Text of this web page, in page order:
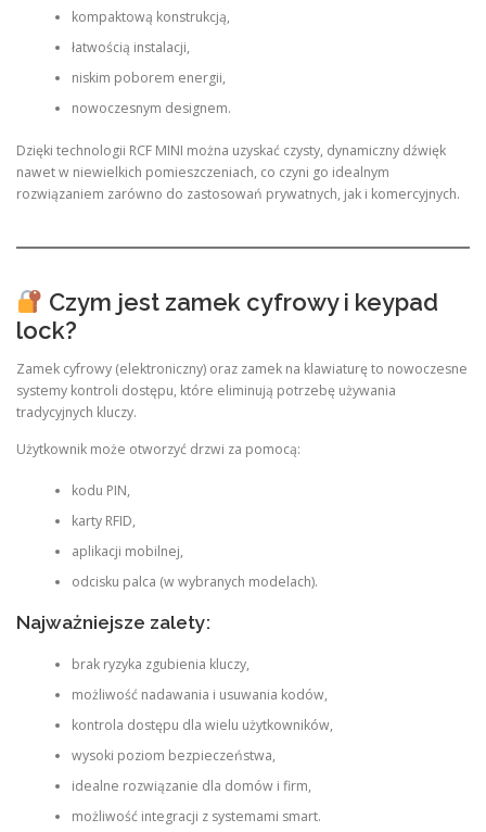
kompaktową konstrukcją,
łatwością instalacji,
niskim poborem energii,
nowoczesnym designem.
Dzięki technologii RCF MINI można uzyskać czysty, dynamiczny dźwięk
nawet w niewielkich pomieszczeniach, co czyni go idealnym
rozwiązaniem zarówno do zastosowań prywatnych, jak i komercyjnych.
Czym jest zamek cyfrowy i keypad
lock?
Zamek cyfrowy (elektroniczny) oraz zamek na klawiaturę to nowoczesne
systemy kontroli dostępu, które eliminują potrzebę używania
tradycyjnych kluczy.
Użytkownik może otworzyć drzwi za pomocą:
kodu PIN,
karty RFID,
aplikacji mobilnej,
odcisku palca (w wybranych modelach).
Najważniejsze zalety:
brak ryzyka zgubienia kluczy,
możliwość nadawania i usuwania kodów,
kontrola dostępu dla wielu użytkowników,
wysoki poziom bezpieczeństwa,
idealne rozwiązanie dla domów i firm,
możliwość integracji z systemami smart.